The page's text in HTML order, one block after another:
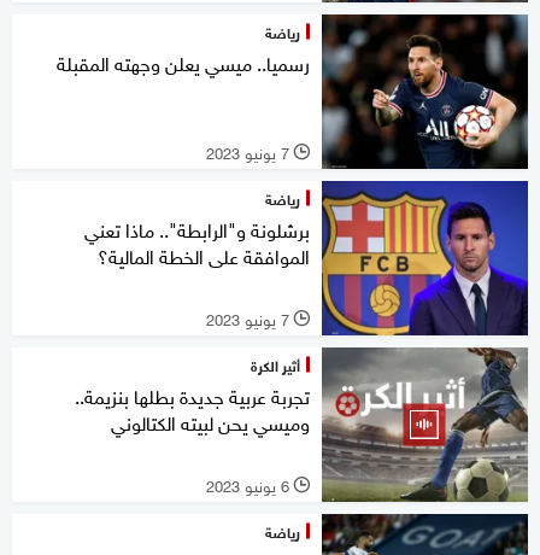
رياضة
رسميا.. ميسي يعلن وجهته المقبلة
l 7 يونيو 2023
رياضة
برشلونة و"الرابطة".. ماذا تعني
الموافقة على الخطة المالية؟
l 7 يونيو 2023
أثير الكرة
تجربة عربية جديدة بطلها بنزيمة..
وميسي يحن لبيته الكتالوني
l 6 يونيو 2023
رياضة